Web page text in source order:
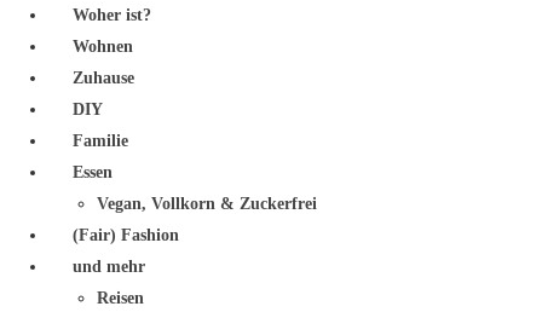
Woher ist?
Wohnen
Zuhause
DIY
Familie
Essen
Vegan, Vollkorn & Zuckerfrei
(Fair) Fashion
und mehr
Reisen